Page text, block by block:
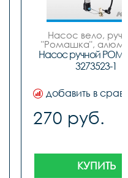
Насос вело,
"Ромашка",
обратным
штоком, шланг
Насос ручной
3273523-1
добавить в
270 руб.
КУПИТЬ